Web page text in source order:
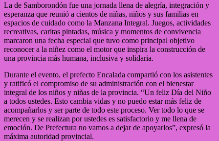
La de Samborondón fue una jornada llena de alegría, integración y
esperanza que reunió a cientos de niñas, niños y sus familias en
espacios de cuidado como la Manzana Integral. Juegos, actividades
recreativas, caritas pintadas, música y momentos de convivencia
marcaron una fecha especial que tuvo como principal objetivo
reconocer a la niñez como el motor que inspira la construcción de
una provincia más humana, inclusiva y solidaria.
Durante el evento, el prefecto Encalada compartió con los asistentes
y ratificó el compromiso de su administración con el bienestar
integral de los niños y niñas de la provincia. “Un feliz Día del Niño
a todos ustedes. Esto cambia vidas y no puedo estar más feliz de
acompañarlos y ser parte de todo este proceso. Ver todo lo que se
merecen y se realizan por ustedes es satisfactorio y me llena de
emoción. De Prefectura no vamos a dejar de apoyarlos”, expresó la
máxima autoridad provincial.